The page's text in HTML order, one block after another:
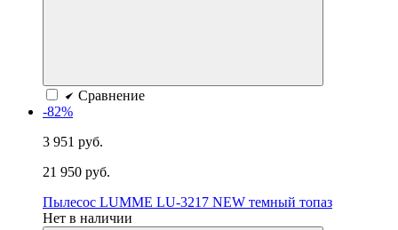
Сравнение
-82%
3 951 руб.
21 950 руб.
Пылесос LUMME LU-3217 NEW темный топаз
Нет в наличии